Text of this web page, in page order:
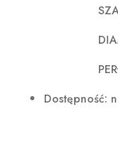
Dostępność: